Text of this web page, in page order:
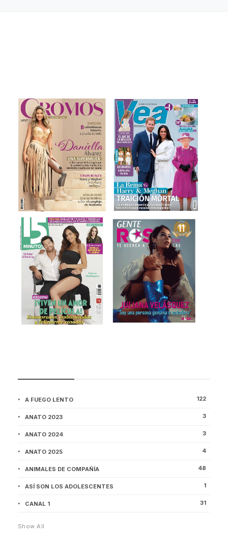
A FUEGO LENTO 122
ANATO 2023 3
ANATO 2024 3
ANATO 2025 4
ANIMALES DE COMPAÑÍA 48
ASÍ SON LOS ADOLESCENTES 1
CANAL 1 31
Show All